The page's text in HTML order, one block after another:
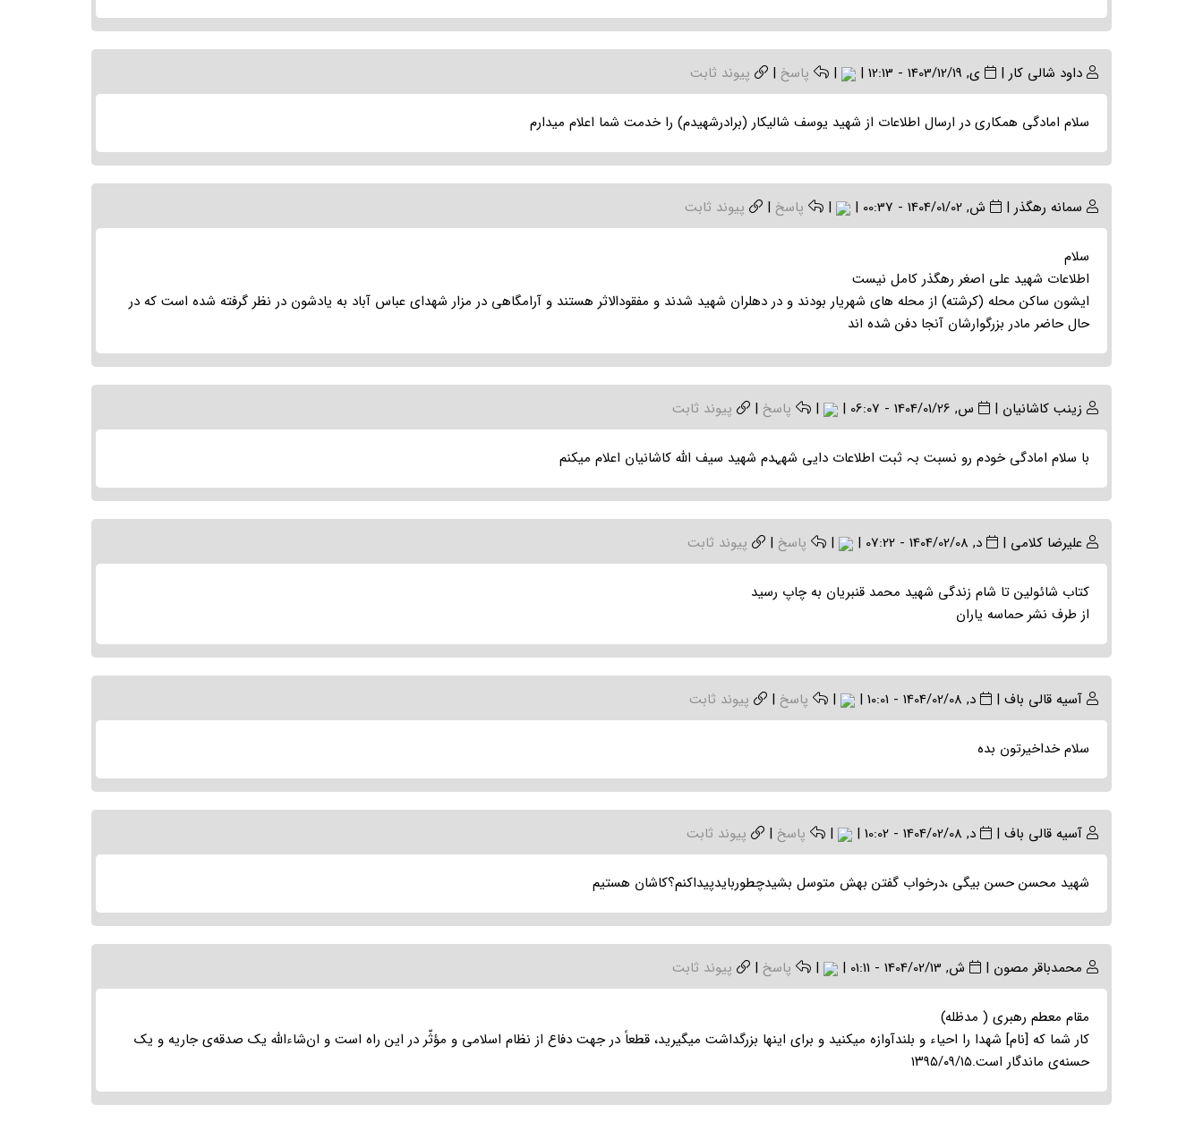
داود شالی کار | ی, 1403/12/19 - 12:13 |
| پاسخ | پیوند ثابت
سلام امادگی همکاری در ارسال اطلاعات از شهید یوسف شالیکار (برادرشهیدم) را خدمت شما اعلام میدارم
سمانه رهگذر | ش, 1404/01/02 - 00:37 |
| پاسخ | پیوند ثابت
سلام
اطلاعات شهید علی اصغر رهگذر کامل نیست
ایشون ساکن محله (کرشته) از محله های شهریار بودند و در دهلران شهید شدند و مفقودالاثر هستند و آرامگاهی در مزار شهدای عباس آباد به یادشون در نظر گرفته شده است که در
حال حاضر مادر بزرگوارشان آنجا دفن شده اند
زینب کاشانیان | س, 1404/01/26 - 06:07 |
| پاسخ | پیوند ثابت
با سلام امادگی خودم رو نسبت بہ ثبت اطلاعات دایی شھہدم شھید سیف اللہ کاشانیان اعلام میکنم
علیرضا کلامی | د, 1404/02/08 - 07:22 |
| پاسخ | پیوند ثابت
کتاب شائولین تا شام زندگی شهید محمد قنبریان به چاپ رسید
از طرف نشر حماسه یاران
آسیه قالی باف | د, 1404/02/08 - 10:01 |
| پاسخ | پیوند ثابت
سلام خداخیرتون بده
آسیه قالی باف | د, 1404/02/08 - 10:02 |
| پاسخ | پیوند ثابت
شهید محسن حسن بیگی ،درخواب گفتن بهش متوسل بشیدچطوربایدپیداکنم؟کاشان هستیم
محمدباقر مصون | ش, 1404/02/13 - 01:11 |
| پاسخ | پیوند ثابت
مقام معطم رهبری ( مدظله)
کار شما که [نام] شهدا را احیاء و بلندآوازه میکنید و برای اینها بزرگداشت میگیرید، قطعاً در جهت دفاع از نظام اسلامی و مؤثّر در این راه است و ان‌شاءالله یک صدقه‌ی جاریه و یک
حسنه‌ی ماندگار است.۱۳۹۵/۰۹/۱۵